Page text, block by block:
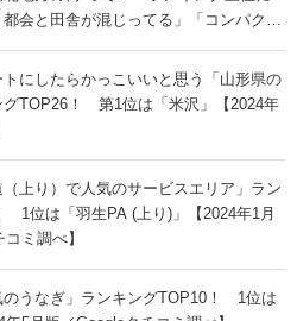
都会と田舎が混じってる」「コンパクト
にしたらかっこいいと思う「山形県の
グTOP26！ 第1位は「米沢」【2024年
（上り）で人気のサービスエリア」ラン
1位は「羽生PA (上り)」【2024年1月
ミ調べ】
のうなぎ」ランキングTOP10！ 1位は